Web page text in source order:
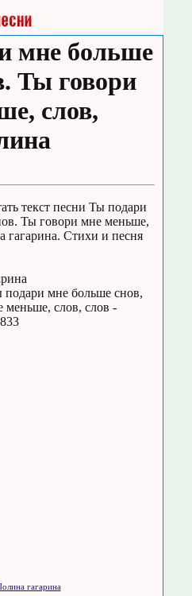
мне больше
Ты говори
слов,
текст песни Ты подари
Ты говори мне меньше,
гагарина. Стихи и песня
подари мне больше снов,
слов, слов -
гагарина